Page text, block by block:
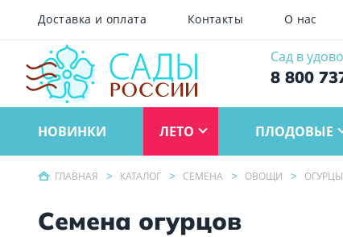
Доставка и оплата Контакты О нас
Сад в
8 800
НОВИНКИ ЛЕТО ПЛОДОВЫЕ
ГЛАВНАЯ КАТАЛОГ СЕМЕНА ОВОЩИ ОГУРЦЫ
Семена огурцов